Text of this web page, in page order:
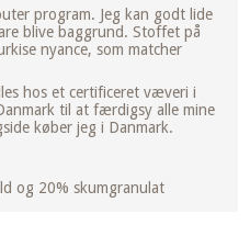
program. Jeg kan godt lide
blive baggrund. Stoffet på
nyance, som matcher
hos et certificeret væveri i
til at færdigsy alle mine
køber jeg i Danmark.
og 20% skumgranulat